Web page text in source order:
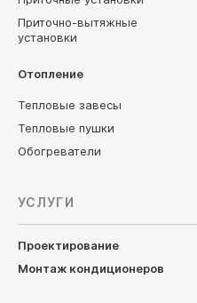
Приточно-вытяжные
установки
Отопление
Тепловые завесы
Тепловые пушки
Обогреватели
УСЛУГИ
Проектирование
Монтаж кондиционеров